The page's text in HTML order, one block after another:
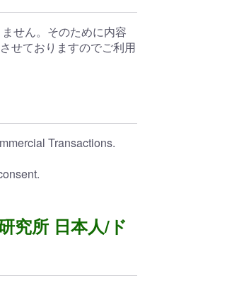
せん。そのために内容
せておりますのでご利用
Transactions.
究所 日本人/ド